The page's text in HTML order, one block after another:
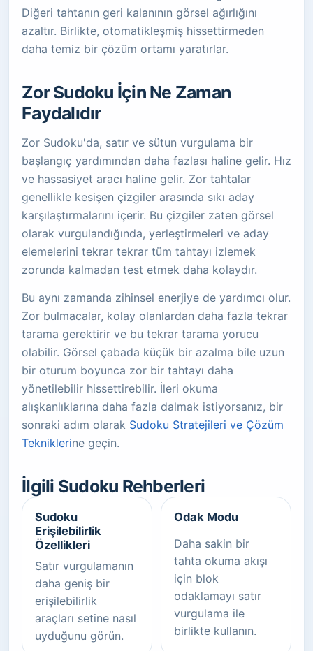
Diğeri tahtanın geri kalanının görsel ağırlığını
azaltır. Birlikte, otomatikleşmiş hissettirmeden
daha temiz bir çözüm ortamı yaratırlar.
Zor Sudoku İçin Ne Zaman
Faydalıdır
Zor Sudoku'da, satır ve sütun vurgulama bir
başlangıç yardımından daha fazlası haline gelir. Hız
ve hassasiyet aracı haline gelir. Zor tahtalar
genellikle kesişen çizgiler arasında sıkı aday
karşılaştırmalarını içerir. Bu çizgiler zaten görsel
olarak vurgulandığında, yerleştirmeleri ve aday
elemelerini tekrar tekrar tüm tahtayı izlemek
zorunda kalmadan test etmek daha kolaydır.
Bu aynı zamanda zihinsel enerjiye de yardımcı olur.
Zor bulmacalar, kolay olanlardan daha fazla tekrar
tarama gerektirir ve bu tekrar tarama yorucu
olabilir. Görsel çabada küçük bir azalma bile uzun
bir oturum boyunca zor bir tahtayı daha
yönetilebilir hissettirebilir. İleri okuma
alışkanlıklarına daha fazla dalmak istiyorsanız, bir
sonraki adım olarak Sudoku Stratejileri ve Çözüm
Tekniklerine geçin.
İlgili Sudoku Rehberleri
Sudoku
Erişilebilirlik
Özellikleri
Satır vurgulamanın
daha geniş bir
erişilebilirlik
araçları setine nasıl
uyduğunu görün.
Odak Modu
Daha sakin bir
tahta okuma akışı
için blok
odaklamayı satır
vurgulama ile
birlikte kullanın.